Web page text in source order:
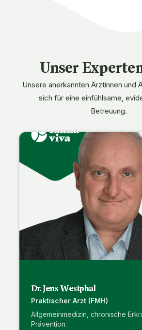
Unser
Unsere anerkannten Ärztinnen und
sich für eine einfühlsame,
Betreuung.
Dr. Jens Westphal
Praktischer Arzt (FMH)
Allgemeinmedizin, chronische
Prävention.